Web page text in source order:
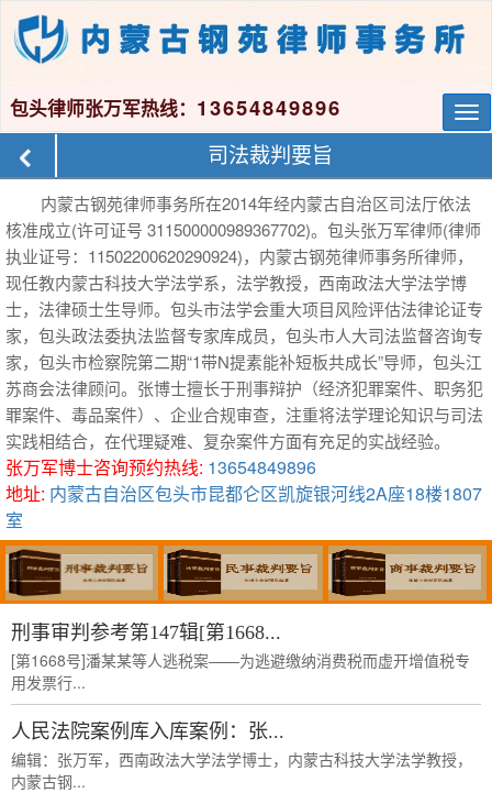
包头律师张万军热线： 13654849896
司法裁判要旨
内蒙古钢苑律师事务所在2014年经内蒙古自治区司法厅依法
核准成立(许可证号 311500000989367702)。包头张万军律师(律师
执业证号：11502200620290924)，内蒙古钢苑律师事务所律师，
现任教内蒙古科技大学法学系，法学教授，西南政法大学法学博
士，法律硕士生导师。包头市法学会重大项目风险评估法律论证专
家，包头政法委执法监督专家库成员，包头市人大司法监督咨询专
家，包头市检察院第二期“1带N提素能补短板共成长”导师，包头江
苏商会法律顾问。张博士擅长于刑事辩护（经济犯罪案件、职务犯
罪案件、毒品案件）、企业合规审查，注重将法学理论知识与司法
实践相结合，在代理疑难、复杂案件方面有充足的实战经验。
张万军博士咨询预约热线: 13654849896
地址: 内蒙古自治区包头市昆都仑区凯旋银河线2A座18楼1807
室
刑事审判参考第147辑[第1668...
[第1668号]潘某某等人逃税案——为逃避缴纳消费税而虚开增值税专
用发票行...
人民法院案例库入库案例：张...
编辑：张万军，西南政法大学法学博士，内蒙古科技大学法学教授，
内蒙古钢...